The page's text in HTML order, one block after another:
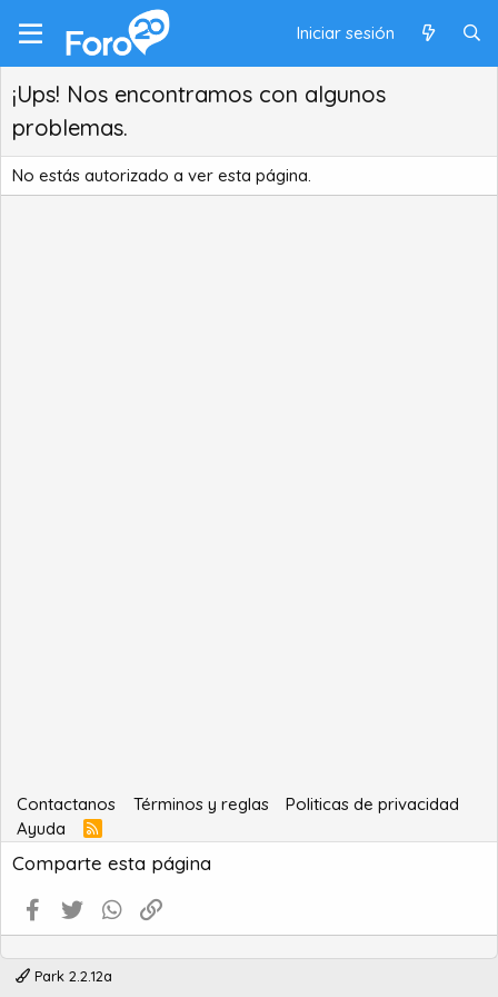
Iniciar sesión
¡Ups! Nos encontramos con algunos
problemas.
No estás autorizado a ver esta página.
Contactanos Términos y reglas
Politicas de privacidad
Ayuda
R
S
S
Comparte esta página
Facebook
Twitter WhatsApp
Park 2.2.12a